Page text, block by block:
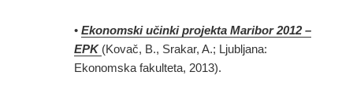
•Ekonomski učinki projekta Maribor 2012 –
EPK (Kovač, B., Srakar, A.; Ljubljana:
Ekonomska fakulteta, 2013).